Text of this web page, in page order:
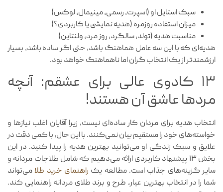
سبک استایل او (اسپرت، رسمی، مینیمال، لوکس)
میزان استفاده روزمره (هدیه نمایشی یا کاربردی؟)
مناسبت هدیه (تولد، سالگرد، روز مرد، ولنتاین)
هدیه‌ای که با این سه عامل هماهنگ باشد، حتی اگر ساده باشد، بسیار
ارزشمندتر از یک انتخاب گران اما ناهماهنگ خواهد بود.
۱۳ کادوی عالی برای عشقم: آنچه
مردها عاشق آن هستند!
انتخاب هدیه برای مردان کار ساده‌ای نیست، زیرا آقایان اغلب نیازها و
خواسته‌های خود را مستقیم بیان نمی‌کنند. با این حال، با کمی دقت در
علایق و سبک زندگی او می‌توانید بهترین هدیه را پیدا کنید. در این
بخش ۱۳ پیشنهاد کاربردی ارائه می‌دهیم که شامل طلاجات مردانه و
سایر گزینه‌های جذاب است. مطالعه یک راهنمای خرید طلامی‌تواند
شما را در انتخاب بهترین عیار، طرح و برند طلای مردانه راهنمایی کند.